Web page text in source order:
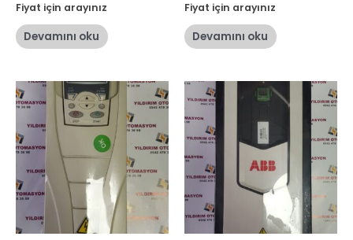
5
üzerinden
oy
aldı
Fiyat için arayınız
Devamını oku
5
üzerinden
oy
aldı
Fiyat için arayınız
Devamını oku